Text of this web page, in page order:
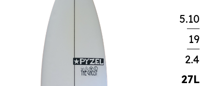
5.10
19
2.4
27L